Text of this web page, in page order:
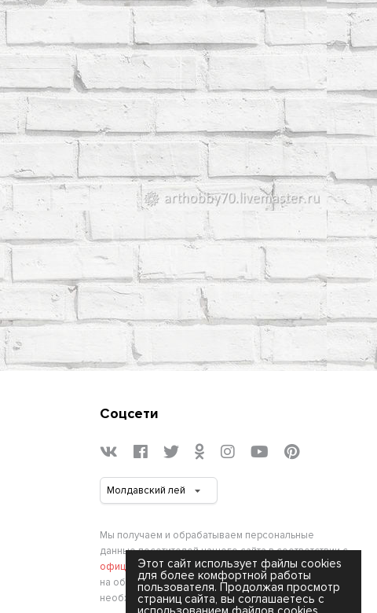
Этот сайт использует файлы cookies
для более комфортной работы
пользователя. Продолжая просмотр
страниц сайта, вы соглашаетесь с
Соцсети
Мы получаем и обрабатываем персональные
данные посетителей нашего сайта в соответствии с
официальной политикой. Если вы не даете согласия
на обработку своих персональных данных,вам
необходимо покинуть наш сайт.